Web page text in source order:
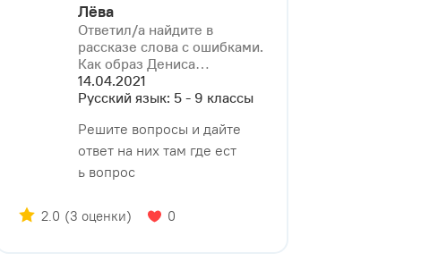
Лёва
Ответил/a найдите в
рассказе слова с ошибками.
Как образ Дениса⁠…
14.04.2021
Русский язык: 5 - 9 классы
Решите вопросы и дайте
ответ на них там где ест
ь вопрос
2.0 (3 оценки) 0